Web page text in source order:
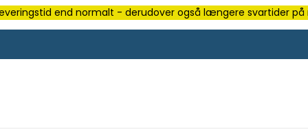
end normalt - derudover også længere svartider på